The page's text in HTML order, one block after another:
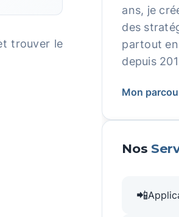
trouver le
ans, je
des
partout
depuis
Mon
Nos
📲